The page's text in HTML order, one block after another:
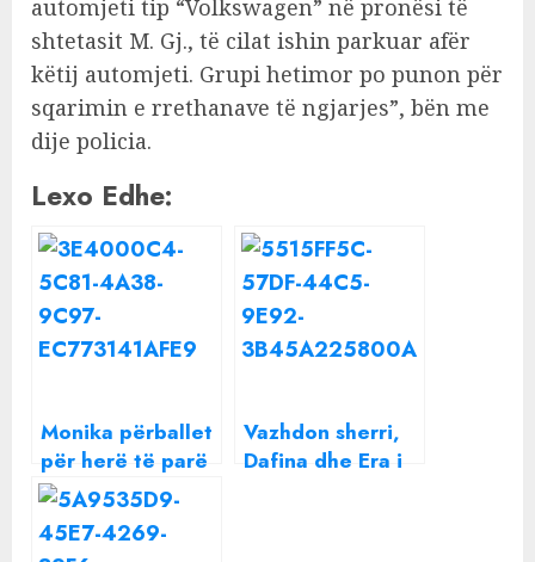
automjeti tip “Volkswagen” në pronësi të
shtetasit M. Gj., të cilat ishin parkuar afër
këtij automjeti. Grupi hetimor po punon për
sqarimin e rrethanave të ngjarjes”, bën me
dije policia.
Lexo Edhe:
Monika përballet
për herë të parë
me Borën, a pati
thumbime mes
njëra-tjetrës?
Vazhdon sherri,
Dafina dhe Era i